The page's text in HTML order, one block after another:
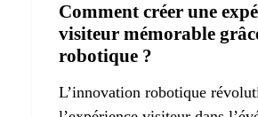
Comment créer une
visiteur mémorable
robotique ?
L’innovation robotique